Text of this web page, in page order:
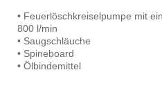
• Feuerlöschkreiselpumpe mit
800 l/min
• Saugschläuche
• Spineboard
• Ölbindemittel